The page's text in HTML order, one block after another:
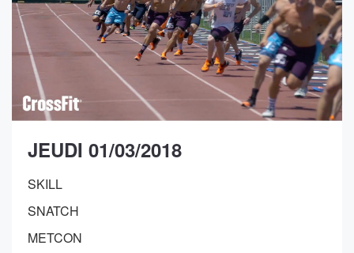
JEUDI 01/03/2018
SKILL
SNATCH
METCON